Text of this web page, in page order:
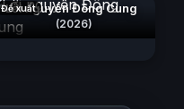
Đề xuất
Lời nguyền Đông Cung
(2026)